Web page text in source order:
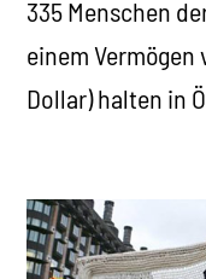
335 Menschen
einem Vermögen
Dollar) halten in